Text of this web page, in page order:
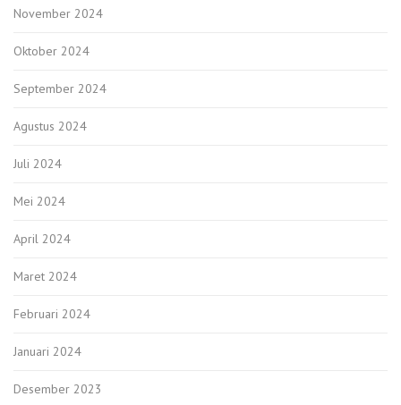
November 2024
Oktober 2024
September 2024
Agustus 2024
Juli 2024
Mei 2024
April 2024
Maret 2024
Februari 2024
Januari 2024
Desember 2023